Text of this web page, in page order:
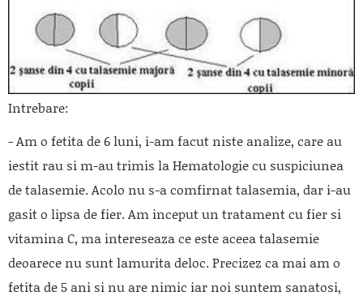
Intrebare:
- Am o fetita de 6 luni, i-am facut niste analize, care au
iestit rau si m-au trimis la Hematologie cu suspiciunea
de talasemie. Acolo nu s-a comfirnat talasemia, dar i-au
gasit o lipsa de fier. Am inceput un tratament cu fier si
vitamina C, ma intereseaza ce este aceea talasemie
deoarece nu sunt lamurita deloc. Precizez ca mai am o
fetita de 5 ani si nu are nimic iar noi suntem sanatosi,